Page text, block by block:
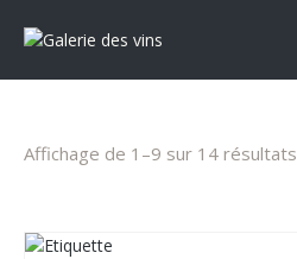
Affichage de 1–9 sur 14 résultats